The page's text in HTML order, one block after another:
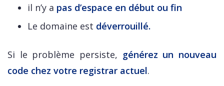
il n’y a pas d’espace en début ou fin
Le domaine est déverrouillé.
Si le problème persiste, générez un nouveau
code chez votre registrar actuel.